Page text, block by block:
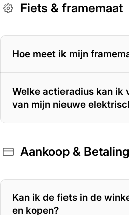
Fiets & framemaat
Hoe meet ik mijn
Welke actieradius kan ik
van mijn nieuwe
400 Wh accu– 70 tot 100 km
500 Wh accu– 100 tot 125 km
625 Wh accu
Aankoop & Betaling
Kan ik de fiets in de
en kopen?